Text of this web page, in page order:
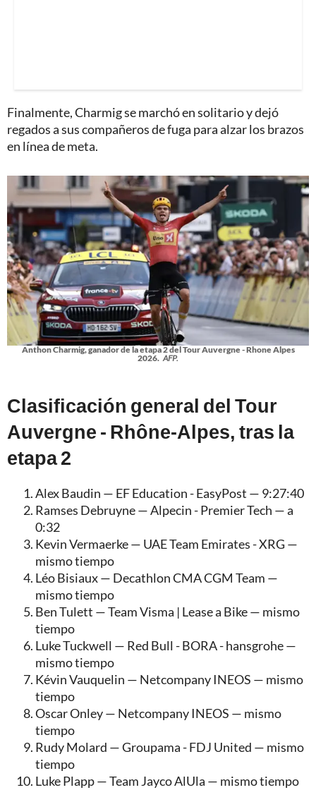
Finalmente, Charmig se marchó en solitario y dejó
regados a sus compañeros de fuga para alzar los brazos
en línea de meta.
Anthon Charmig, ganador de la etapa 2 del Tour Auvergne - Rhone Alpes
2026. AFP.
Clasificación general del Tour
Auvergne - Rhône-Alpes, tras la
etapa 2
Alex Baudin — EF Education - EasyPost — 9:27:40
Ramses Debruyne — Alpecin - Premier Tech — a
0:32
Kevin Vermaerke — UAE Team Emirates - XRG —
mismo tiempo
Léo Bisiaux — Decathlon CMA CGM Team —
mismo tiempo
Ben Tulett — Team Visma | Lease a Bike — mismo
tiempo
Luke Tuckwell — Red Bull - BORA - hansgrohe —
mismo tiempo
Kévin Vauquelin — Netcompany INEOS — mismo
tiempo
Oscar Onley — Netcompany INEOS — mismo
tiempo
Rudy Molard — Groupama - FDJ United — mismo
tiempo
Luke Plapp — Team Jayco AlUla — mismo tiempo